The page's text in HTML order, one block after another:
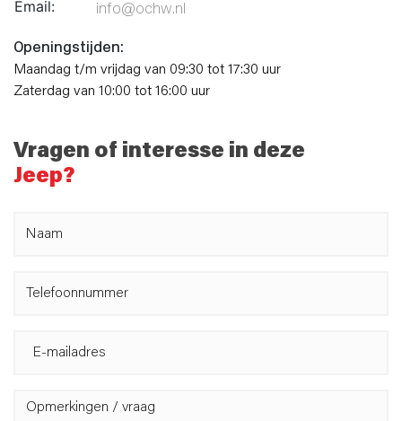
Email: info@ochw.nl
Openingstijden:
Maandag t/m vrijdag van 09:30 tot 17:30 uur
Zaterdag van 10:00 tot 16:00 uur
Vragen of interesse in deze
Jeep?